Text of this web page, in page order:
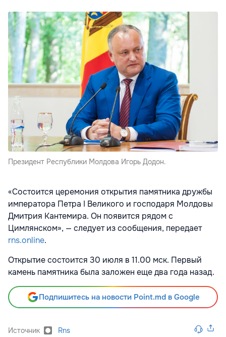
Президент Республики Молдова Игорь Додон.
«Состоится церемония открытия памятника дружбы
императора Петра I Великого и господаря Молдовы
Дмитрия Кантемира. Он появится рядом с
Цимлянском», — следует из сообщения, передает
rns.online.
Открытие состоится 30 июля в 11.00 мск. Первый
камень памятника была заложен еще два года назад.
Подпишитесь на новости Point.md в Google
Источник Rns